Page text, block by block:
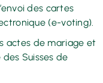
des cartes
(e-voting).
actes de mariage et
Suisses de